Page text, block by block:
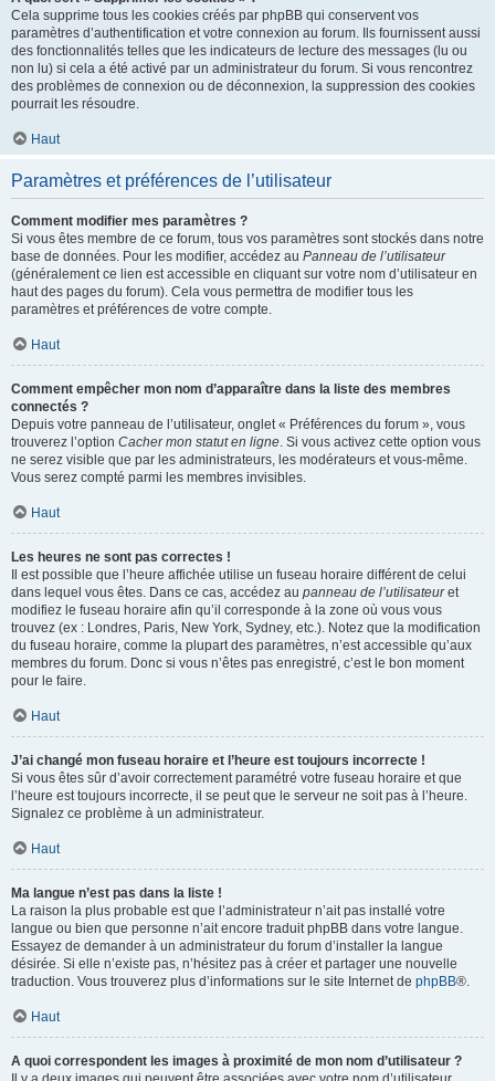
Cela supprime tous les cookies créés par phpBB qui conservent vos
paramètres d’authentification et votre connexion au forum. Ils fournissent aussi
des fonctionnalités telles que les indicateurs de lecture des messages (lu ou
non lu) si cela a été activé par un administrateur du forum. Si vous rencontrez
des problèmes de connexion ou de déconnexion, la suppression des cookies
pourrait les résoudre.
Haut
Paramètres et préférences de l’utilisateur
Comment modifier mes paramètres ?
Si vous êtes membre de ce forum, tous vos paramètres sont stockés dans notre
base de données. Pour les modifier, accédez au Panneau de l’utilisateur
(généralement ce lien est accessible en cliquant sur votre nom d’utilisateur en
haut des pages du forum). Cela vous permettra de modifier tous les
paramètres et préférences de votre compte.
Haut
Comment empêcher mon nom d’apparaître dans la liste des membres
connectés ?
Depuis votre panneau de l’utilisateur, onglet « Préférences du forum », vous
trouverez l’option Cacher mon statut en ligne. Si vous activez cette option vous
ne serez visible que par les administrateurs, les modérateurs et vous-même.
Vous serez compté parmi les membres invisibles.
Haut
Les heures ne sont pas correctes !
Il est possible que l’heure affichée utilise un fuseau horaire différent de celui
dans lequel vous êtes. Dans ce cas, accédez au panneau de l’utilisateuret
modifiez le fuseau horaire afin qu’il corresponde à la zone où vous vous
trouvez (ex : Londres, Paris, New York, Sydney, etc.). Notez que la modification
du fuseau horaire, comme la plupart des paramètres, n’est accessible qu’aux
membres du forum. Donc si vous n’êtes pas enregistré, c’est le bon moment
pour le faire.
Haut
J’ai changé mon fuseau horaire et l’heure est toujours incorrecte !
Si vous êtes sûr d’avoir correctement paramétré votre fuseau horaire et que
l’heure est toujours incorrecte, il se peut que le serveur ne soit pas à l’heure.
Signalez ce problème à un administrateur.
Haut
Ma langue n’est pas dans la liste !
La raison la plus probable est que l’administrateur n’ait pas installé votre
langue ou bien que personne n’ait encore traduit phpBB dans votre langue.
Essayez de demander à un administrateur du forum d’installer la langue
désirée. Si elle n’existe pas, n’hésitez pas à créer et partager une nouvelle
traduction. Vous trouverez plus d’informations sur le site Internet de phpBB®.
Haut
A quoi correspondent les images à proximité de mon nom d’utilisateur ?